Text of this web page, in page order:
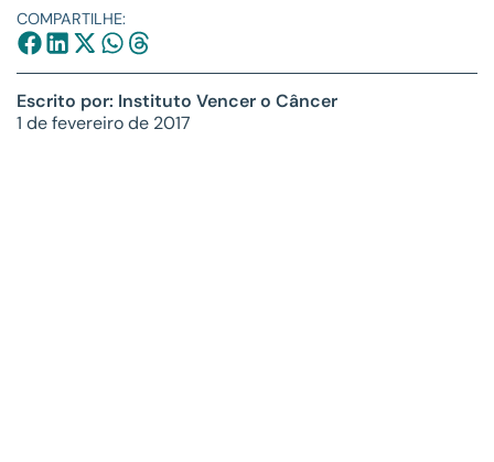
COMPARTILHE:
Escrito por: Instituto Vencer o Câncer
1 de fevereiro de 2017